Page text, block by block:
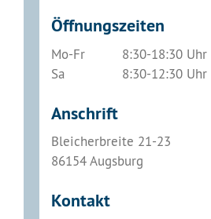
Öffnungszeiten
Mo-Fr
8:30-18:30 Uhr
Sa
8:30-12:30 Uhr
Anschrift
Bleicherbreite 21-23
86154 Augsburg
Kontakt